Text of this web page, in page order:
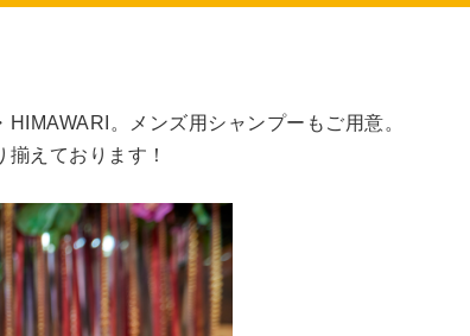
。メンズ用シャンプーもご用意。
えております！